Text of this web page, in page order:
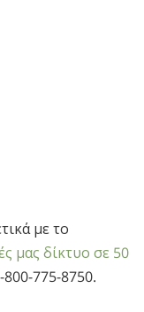
με το
μας δίκτυο σε 50
800-775-8750.